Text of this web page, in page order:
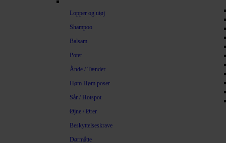
Lopper og utøj
Shampoo
Balsam
Poter
Ånde / Tænder
Høm Høm poser
Sår / Hotspot
Øjne / Ører
Beskyttelseskrave
Dørmåtte